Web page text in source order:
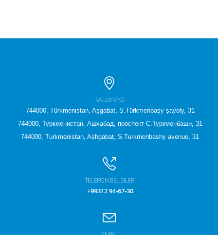
SALGYMYZ:
744000, Türkmenistan, Aşgabat, S.Türkmenbaşy şaýoly, 31
744000, Туркменистан, Ашхабад, проспект С.Туркменбаши, 31
744000, Turkmenistan, Ashgabat, S.Turkmenbashy avenue, 31
TELEFON BELGILER:
+99312 94-67-30